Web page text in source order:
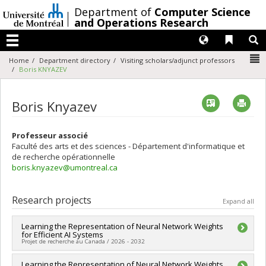
au
contenu
/Department of Computer Science
and Operations Research
Menu
Liens
Langues
Home Department directory
Visiting scholars/adjunct professors
Boris KNYAZEV
Boris Knyazev Vcard
Professeur associé
Faculté des arts et des sciences - Département d'informatique et
de recherche opérationnelle
boris.knyazev@umontreal.ca
Research projects Expand all
Learning the Representation of Neural Network Weights
for Efficient AI Systems
Projet de recherche au Canada / 2026 - 2032